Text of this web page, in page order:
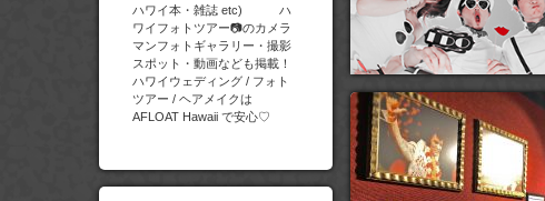
ハワイ本・雑誌 etc) ハ
ワイフォトツアー📷のカメラ
マンフォトギャラリー・撮影
スポット・動画なども掲載！
ハワイウェディング / フォト
ツアー / ヘアメイクは
AFLOAT Hawaii で安心♡